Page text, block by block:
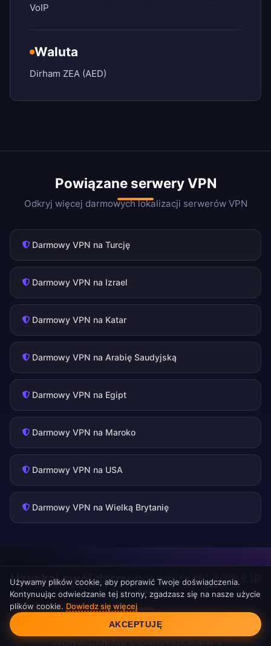
VoIP
Waluta
Dirham ZEA (AED)
Powiązane serwery VPN
Odkryj więcej darmowych lokalizacji serwerów VPN
Darmowy VPN na Turcję
Darmowy VPN na Izrael
Darmowy VPN na Katar
Darmowy VPN na Arabię Saudyjską
Darmowy VPN na Egipt
Darmowy VPN na Maroko
Darmowy VPN na USA
Darmowy VPN na Wielką Brytanię
Uzyskaj swój darmowy emiracki adres IP
już dziś
Dołącz do tysięcy zadowolonych
Zgoda na pliki cookie
Używamy plików cookie, aby poprawić Twoje doświadczenia.
Kontynuując odwiedzanie tej strony, zgadzasz się na nasze użycie
plików cookie. Dowiedz się więcej
AKCEPTUJĘ